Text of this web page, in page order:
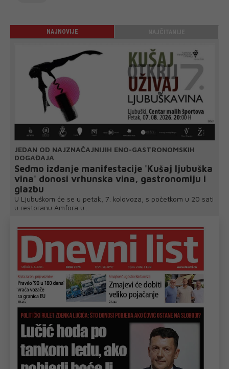
NAJNOVIJE
JEDAN OD NAJZNAČAJNIJIH ENO-GASTRONOMSKIH
DOGAĐAJA
Sedmo izdanje manifestacije 'Kušaj ljubuška
vina' donosi vrhunska vina, gastronomiju i
glazbu
U Ljubuškom će se u petak, 7. kolovoza, s početkom u 20 sati
u restoranu Amfora u...